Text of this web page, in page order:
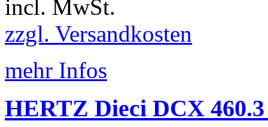
incl. MwSt.
zzgl. Versandkosten
mehr Infos
HERTZ Dieci DCX